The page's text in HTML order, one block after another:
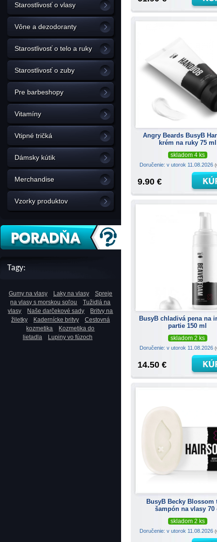
Starostlivosť o vlasy
Vône a dezodoranty
Starostlivosť o telo a ruky
Starostlivosť o zuby
Pre barbeshopy
Vitamíny
Vtipné tričká
Dámsky kútik
Merchandise
Vzorky produktov
Tagy:
Gumy na vlasy Laky na vlasy
Spreje
na vlasy s morskou soľou
Tužidlá na
vlasy
Naše darčekové sady
Britvy na
žiletky
Kadernícke britvy
Cestovná
kozmetika
Kozmetika do
lietadla
Lupiny vo fúzoch
Angry Beards BusyB
krém na ruky 75 ml
skladom 4 ks
Doručenie: v utorok 11.08.2026
9.90 €
BusyB chladivá pena na
partie 150 ml
skladom 2 ks
Doručenie: v utorok 11.08.2026
14.50 €
BusyB Becky Blossom
šampón na vlasy 70
skladom 2 ks
Doručenie: v utorok 11.08.2026